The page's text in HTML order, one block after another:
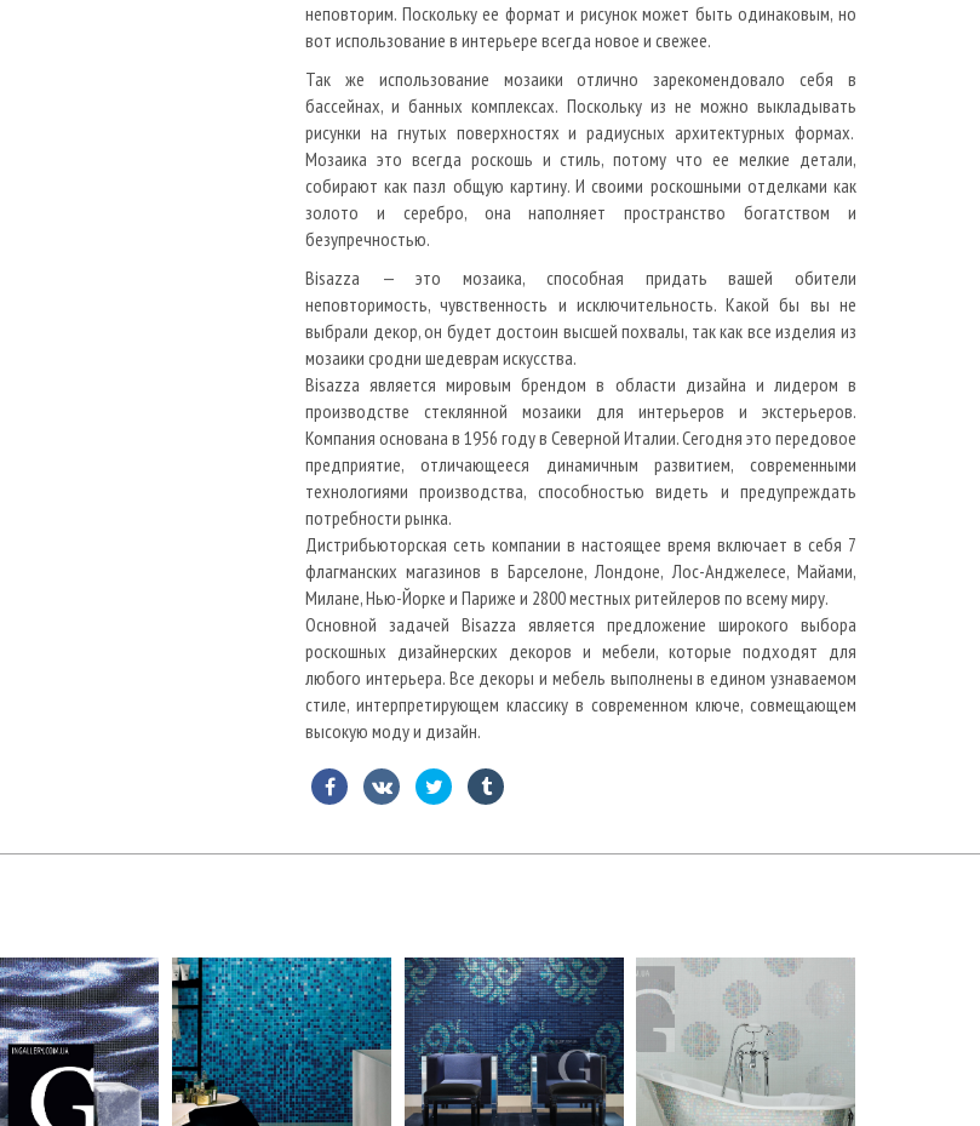
неповторим. Поскольку ее формат и рисунок может быть одинаковым, но
вот использование в интерьере всегда новое и свежее.
Так же использование мозаики отлично зарекомендовало себя в
бассейнах, и банных комплексах. Поскольку из не можно выкладывать
рисунки на гнутых поверхностях и радиусных архитектурных формах.
Мозаика это всегда роскошь и стиль, потому что ее мелкие детали,
собирают как пазл общую картину. И своими роскошными отделками как
золото и серебро, она наполняет пространство богатством и
безупречностью.
Bisazza — это мозаика, способная придать вашей обители
неповторимость, чувственность и исключительность. Какой бы вы не
выбрали декор, он будет достоин высшей похвалы, так как все изделия из
мозаики сродни шедеврам искусства.
Bisazza является мировым брендом в области дизайна и лидером в
производстве стеклянной мозаики для интерьеров и экстерьеров.
Компания основана в 1956 году в Северной Италии. Сегодня это передовое
предприятие, отличающееся динамичным развитием, современными
технологиями производства, способностью видеть и предупреждать
потребности рынка.
Дистрибьюторская сеть компании в настоящее время включает в себя 7
флагманских магазинов в Барселоне, Лондоне, Лос-Анджелесе, Майами,
Милане, Нью-Йорке и Париже и 2800 местных ритейлеров по всему миру.
Основной задачей Bisazza является предложение широкого выбора
роскошных дизайнерских декоров и мебели, которые подходят для
любого интерьера. Все декоры и мебель выполнены в едином узнаваемом
стиле, интерпретирующем классику в современном ключе, совмещающем
высокую моду и дизайн.